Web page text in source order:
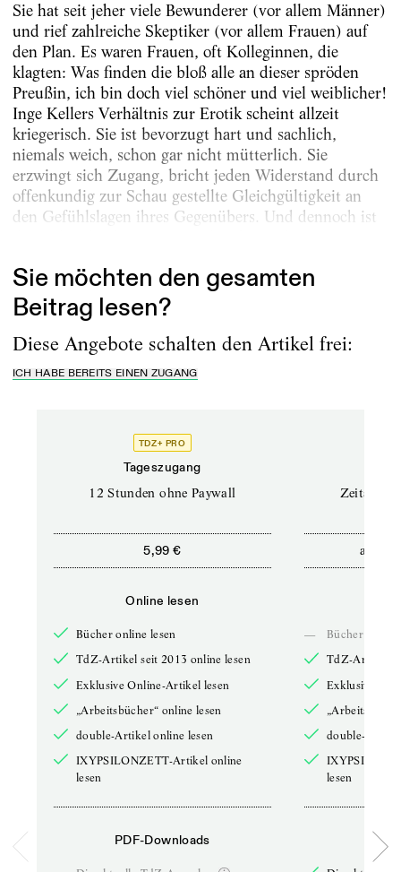
Sie hat seit jeher viele Bewunderer (vor allem Männer)
und rief zahlreiche Skeptiker (vor allem Frauen) auf
den Plan. Es waren Frauen, oft Kolleginnen, die
klagten: Was finden die bloß alle an dieser spröden
Preußin, ich bin doch viel schöner und viel weiblicher!
Inge Kellers Verhältnis zur Erotik scheint allzeit
kriegerisch. Sie ist bevorzugt hart und sachlich,
niemals weich, schon gar nicht mütterlich. Sie
erzwingt sich Zugang, bricht jeden Widerstand durch
offenkundig zur Schau gestellte Gleichgültigkeit an
den Gefühlslagen ihres Gegenübers. Und dennoch ist
Sie möchten den gesamten
Beitrag lesen?
Diese Angebote schalten den Artikel frei:
ICH HABE BEREITS EINEN ZUGANG
TDZ+ PRO
Tageszugang
12 Stunden ohne Paywall
5,99 €
Online lesen
Bücher online lesen
TdZ-Artikel seit 2013 online lesen
Exklusive Online-Artikel lesen
„Arbeitsbücher“ online lesen
double-Artikel online lesen
IXYPSILONZETT-Artikel online
lesen
PDF-Downloads
ab
—
Bücher online
TdZ-Artikel
Exklusive
double-
lesen